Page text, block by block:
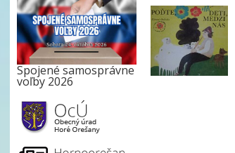
Spojené samosprávne
voľby 2026